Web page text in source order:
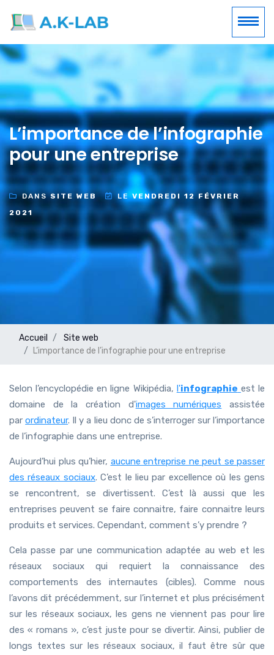
L’importance de l’infographie
pour une entreprise
DANSSITE WEB LEVENDREDI 12 FÉVRIER
2021
Accueil
Site web
L’importance de l’infographie pour une entreprise
Selon l’encyclopédie en ligne Wikipédia, l'infographie est le
domaine de la création d'images numériques assistée
parordinateur. Il y a lieu donc de s’interroger sur l’importance
de l’infographie dans une entreprise.
Aujourd’hui plus qu’hier, aucune entreprise ne peut se passer
des réseaux sociaux. C’est le lieu par excellence où les gens
se rencontrent, se divertissent. C’est là aussi que les
entreprises peuvent se faire connaitre, faire connaitre leurs
produits et services. Cependant, comment s’y prendre ?
Cela passe par une communication adaptée au web et les
réseaux sociaux qui requiert la connaissance des
comportements des internautes (cibles). Comme nous
l’avons dit précédemment, sur l’internet et plus précisément
sur les réseaux sociaux, les gens ne viennent pas pour lire
des « romans », c’est juste pour se divertir. Ainsi, publier de
longs textes sur les réseaux sociaux, il faut être sûr que